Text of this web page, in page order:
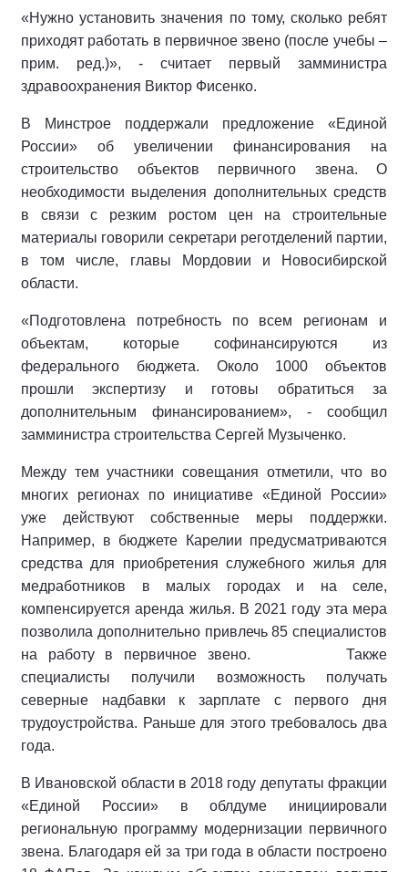
«Нужно установить значения по тому, сколько ребят
приходят работать в первичное звено (после учебы –
прим. ред.)», - считает первый замминистра
здравоохранения Виктор Фисенко.
В Минстрое поддержали предложение «Единой
России» об увеличении финансирования на
строительство объектов первичного звена. О
необходимости выделения дополнительных средств
в связи с резким ростом цен на строительные
материалы говорили секретари реготделений партии,
в том числе, главы Мордовии и Новосибирской
области.
«Подготовлена потребность по всем регионам и
объектам, которые софинансируются из
федерального бюджета. Около 1000 объектов
прошли экспертизу и готовы обратиться за
дополнительным финансированием», - сообщил
замминистра строительства Сергей Музыченко.
Между тем участники совещания отметили, что во
многих регионах по инициативе «Единой России»
уже действуют собственные меры поддержки.
Например, в бюджете Карелии предусматриваются
средства для приобретения служебного жилья для
медработников в малых городах и на селе,
компенсируется аренда жилья. В 2021 году эта мера
позволила дополнительно привлечь 85 специалистов
на работу в первичное звено.
Также
специалисты получили возможность получать
северные надбавки к зарплате с первого дня
трудоустройства. Раньше для этого требовалось два
года.
В Ивановской области в 2018 году депутаты фракции
«Единой России» в облдуме инициировали
региональную программу модернизации первичного
звена. Благодаря ей за три года в области построено